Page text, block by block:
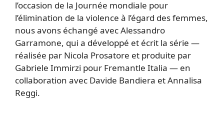
l’occasion de la Journée mondiale pour
l’élimination de la violence à l’égard des femmes,
nous avons échangé avec Alessandro
Garramone, qui a développé et écrit la série —
réalisée par Nicola Prosatore et produite par
Gabriele Immirzi pour Fremantle Italia — en
collaboration avec Davide Bandiera et Annalisa
Reggi.